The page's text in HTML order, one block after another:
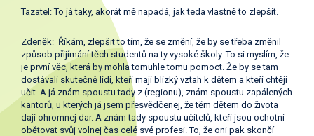
Tazatel: To já taky, akorát mě napadá, jak teda vlastně to zlepšit.
Zdeněk: Říkám, zlepšit to tím, že se změní, že by se třeba změnil
způsob přijímání těch studentů na ty vysoké školy. To si myslím, že
je první věc, která by mohla tomuhle tomu pomoct. Že by se tam
dostávali skutečně lidi, kteří mají blízký vztah k dětem a kteří chtějí
učit. A já znám spoustu tady z (regionu), znám spoustu zapálených
kantorů, u kterých já jsem přesvědčenej, že těm dětem do života
dají ohromnej dar. A znám tady spoustu učitelů, kteří jsou ochotni
obětovat svůj volnej čas celé své profesi. To, že oni pak skončí